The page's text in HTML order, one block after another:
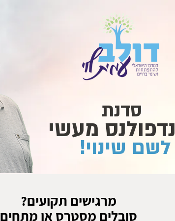
מעשי
לשם שינוי!
סדנת
מרגישים תקועים?
סובלים מסטרס או מתחים